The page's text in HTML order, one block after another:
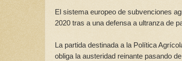
El sistema europeo de subvenciones
2020 tras a una defensa a ultranza de
La partida destinada a la Política
obliga la austeridad reinante pasando